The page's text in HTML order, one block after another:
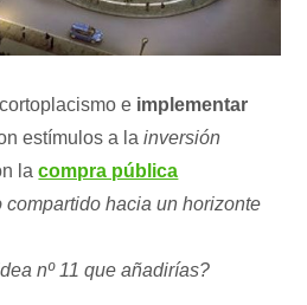
e implementar
estímulos a lainversión
lacompra pública
compartido hacia un horizonte
nº 11 que añadirías?